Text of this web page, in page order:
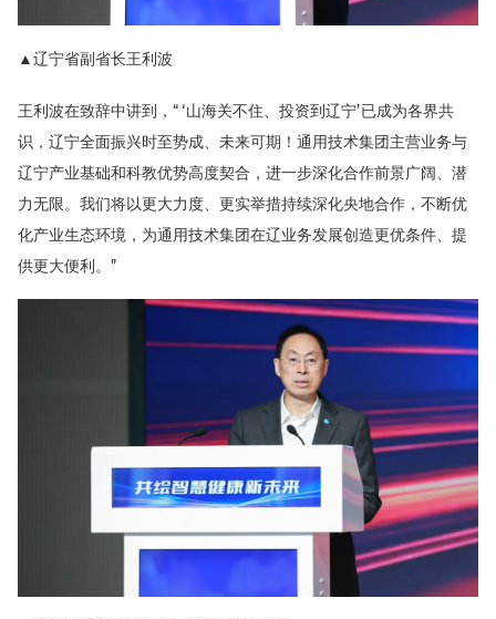
▲辽宁省副省长王利波
王利波在致辞中讲到， “ ‘山海关不住、投资到辽宁’已成为各界共
识，辽宁全面振兴时至势成、未来可期！通用技术集团主营业务与
辽宁产业基础和科教优势高度契合，进一步深化合作前景广阔、潜
力无限。我们将以更大力度、更实举措持续深化央地合作，不断优
化产业生态环境，为通用技术集团在辽业务发展创造更优条件、提
供更大便利。”